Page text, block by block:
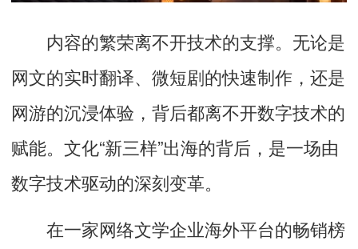
内容的繁荣离不开技术的支撑。无论是
网文的实时翻译、微短剧的快速制作，还是
网游的沉浸体验，背后都离不开数字技术的
赋能。文化“新三样”出海的背后，是一场由
数字技术驱动的深刻变革。
在一家网络文学企业海外平台的畅销榜